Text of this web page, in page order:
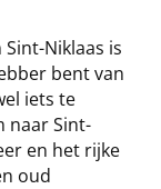
Niklaas is
bent van
iets te
naar Sint-
en het rijke
oud